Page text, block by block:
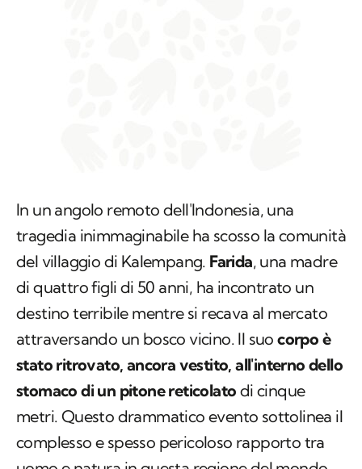
In un angolo remoto dell'Indonesia, una
tragedia inimmaginabile ha scosso la comunità
del villaggio di Kalempang. Farida, una madre
di quattro figli di 50 anni, ha incontrato un
destino terribile mentre si recava al mercato
attraversando un bosco vicino. Il suocorpo è
stato ritrovato, ancora vestito, all'interno dello
stomaco di un pitone reticolato di cinque
metri. Questo drammatico evento sottolinea il
complesso e spesso pericoloso rapporto tra